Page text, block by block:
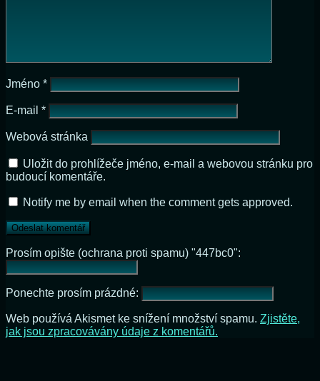
Jméno *
E-mail *
Webová stránka
Uložit do prohlížeče jméno, e-mail a webovou stránku pro
budoucí komentáře.
Notify me by email when the comment gets approved.
Prosím opište (ochrana proti spamu) "447bc0":
Ponechte prosím prázdné:
Web používá Akismet ke snížení množství spamu. Zjistěte,
jak jsou zpracovávány údaje z komentářů.